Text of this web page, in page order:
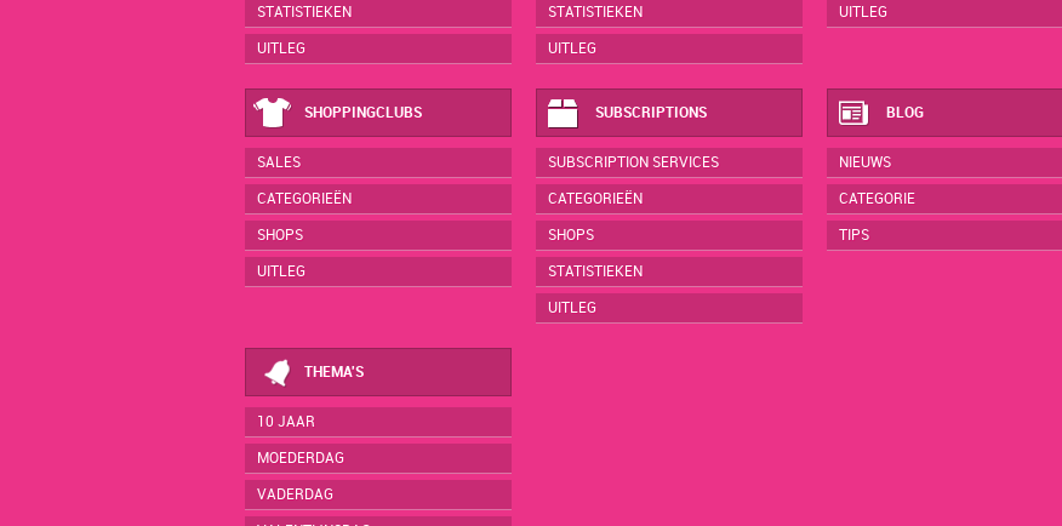
STATISTIEKEN
UITLEG
STATISTIEKEN
UITLEG
UITLEG
SHOPPINGCLUBS
SALES
CATEGORIEËN
SHOPS
UITLEG
SUBSCRIPTIONS
SUBSCRIPTION SERVICES
CATEGORIEËN
SHOPS
STATISTIEKEN
UITLEG
BLOG
NIEUWS
CATEGORIE
TIPS
THEMA'S
10 JAAR
MOEDERDAG
VADERDAG